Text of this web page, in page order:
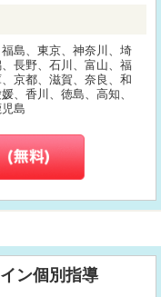
島、東京、神奈川、埼
長野、石川、富山、福
京都、滋賀、奈良、和
、香川、徳島、高知、
島
ン個別指導